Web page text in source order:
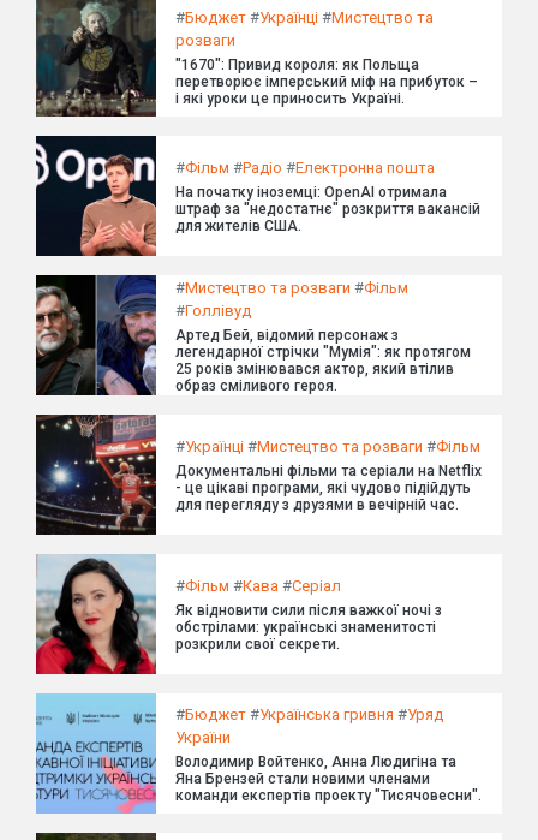
#Бюджет #Українці #Мистецтво та
розваги
"1670": Привид короля: як Польща
перетворює імперський міф на прибуток –
і які уроки це приносить Україні.
#Фільм #Радіо #Електронна пошта
На початку іноземці: OpenAI отримала
штраф за "недостатнє" розкриття вакансій
для жителів США.
#Мистецтво та розваги #Фільм
#Голлівуд
Артед Бей, відомий персонаж з
легендарної стрічки "Мумія": як протягом
25 років змінювався актор, який втілив
образ сміливого героя.
#Українці #Мистецтво та розваги #Фільм
Документальні фільми та серіали на Netflix
- це цікаві програми, які чудово підійдуть
для перегляду з друзями в вечірній час.
#Фільм #Кава #Серіал
Як відновити сили після важкої ночі з
обстрілами: українські знаменитості
розкрили свої секрети.
#Бюджет #Українська гривня #Уряд
України
Володимир Войтенко, Анна Людигіна та
Яна Брензей стали новими членами
команди експертів проекту "Тисячовесни".